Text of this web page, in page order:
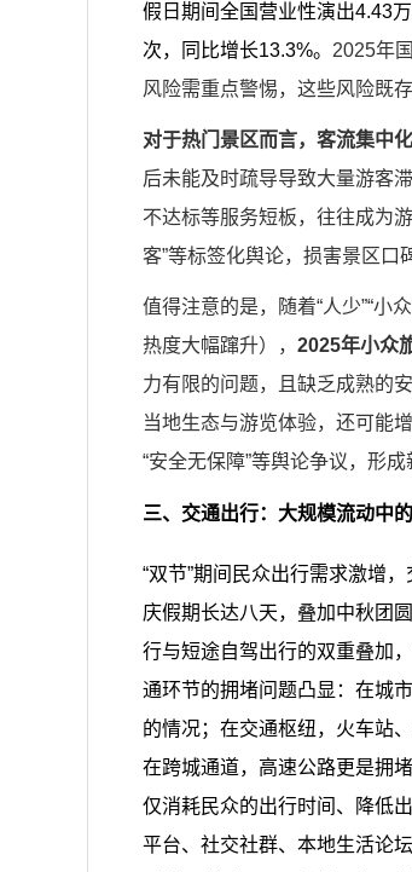
假日期间全国营业性演出4.43
次，同比增长13.3%。 2025年
风险需重点警惕，这些风险既
对于热门景区而言，客流集中
后未能及时疏导导致大量游客
不达标等服务短板，往往成为
客”等标签化舆论，损害景区口
值得注意的是，随着“人少”“小
热度大幅蹿升），2025年小众
力有限的问题，且缺乏成熟的
当地生态与游览体验，还可能
“安全无保障”等舆论争议，形成
三、交通出行：大规模流动中
“双节”期间民众出行需求激增
庆假期长达八天，叠加中秋团
行与短途自驾出行的双重叠加
通环节的拥堵问题凸显：在城
的情况；在交通枢纽，火车站
在跨城通道，高速公路更是拥
仅消耗民众的出行时间、降低
平台、社交社群、本地生活论